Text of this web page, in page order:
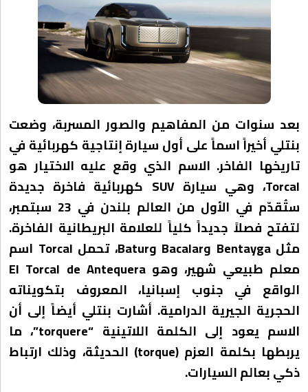
بعد سنوات من المفاهيم والصور المسربة، وضعت
بنتلي أخيراً اسماً على أول سيارة إنتاجية كهربائية في
تاريخها الفاخر. الاسم الذي وقع عليه الاختيار هو
Torcal، وهي سيارة SUV كهربائية فاخرة جديدة
ستُقدّم في الأول من العالم بلندن في 23 سبتمبر،
لتفتح فصلاً جديداً كلياً للعلامة البريطانية الفاخرة.
مثل Bentayga وBacalar وBatur، تحمل Torcal اسم
معلم طبيعي شهير، وهو El Torcal de Antequera
الواقع في جنوب إسبانيا، المعروف بتكويناته
الحجرية الجيرية الدرامية. أشارت بنتلي أيضاً إلى أن
الاسم يعود إلى الكلمة اللاتينية “torquere”، ما
يربطها بكلمة العزم (torque) الحديثة، وذلك ارتباط
ذكي بعالم السيارات.